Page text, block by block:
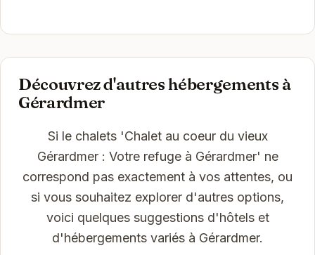
Découvrez d'autres hébergements à
Gérardmer
Si le chalets 'Chalet au coeur du vieux
Gérardmer : Votre refuge à Gérardmer' ne
correspond pas exactement à vos attentes, ou
si vous souhaitez explorer d'autres options,
voici quelques suggestions d'hôtels et
d'hébergements variés à Gérardmer.